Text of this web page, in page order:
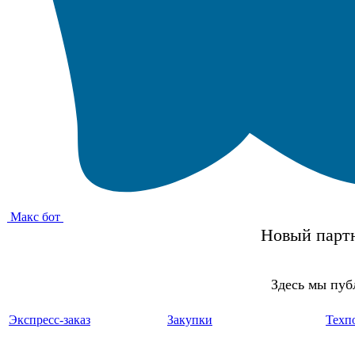
Макс бот
Новый
Здесь мы
Экспресс-заказ Закупки